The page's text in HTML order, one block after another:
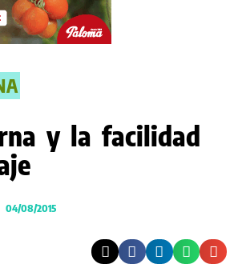
y la facilidad
04/08/2015